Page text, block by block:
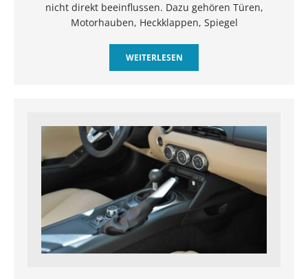
nicht direkt beeinflussen. Dazu gehören Türen,
Motorhauben, Heckklappen, Spiegel
WEITERLESEN